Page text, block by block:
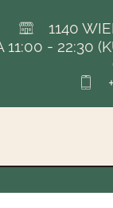
1140
- 22:30